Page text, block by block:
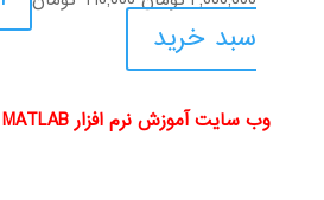
اصلی:
2,000,000 تومان
بود.
سبد خرید
وب سایت آموزش نرم افزار MATLAB